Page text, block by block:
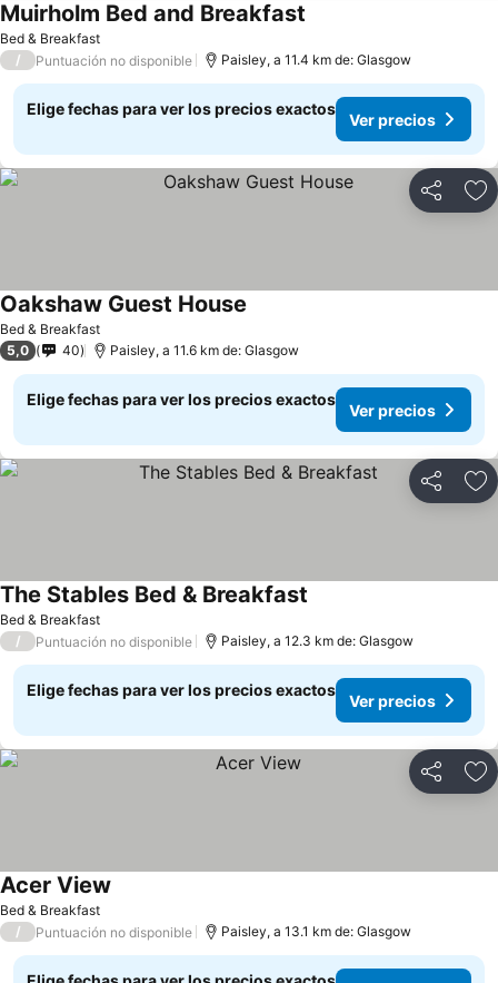
Bed & Breakfast
Muirholm Bed and Breakfast
/ Puntuación no disponible Paisley, a 11.4 km de: Glasgow
Elige fechas para ver los precios exactos
Ver precios
Compartir
Bed & Breakfast
Oakshaw Guest House
5,0 40 Paisley, a 11.6 km de: Glasgow
Elige fechas para ver los precios exactos
Ver precios
Compartir
Bed & Breakfast
The Stables Bed & Breakfast
/ Puntuación no disponible Paisley, a 12.3 km de: Glasgow
Elige fechas para ver los precios exactos
Ver precios
Compartir
Bed & Breakfast
Acer View
/ Puntuación no disponible Paisley, a 13.1 km de: Glasgow